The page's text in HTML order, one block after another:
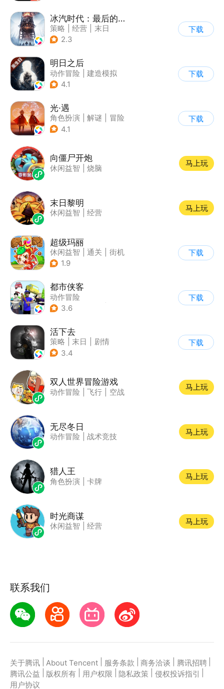
冰汽时代：最后的家园
策略 经营
末日
| steam游戏
2.3
下载
明日之后
动作冒险
建造模拟
| 丧尸
4.1
下载
光·遇
角色扮演 解谜
冒险
| 开放世界
4.1
下载
向僵尸开炮
休闲益智 烧脑
马上玩
末日黎明
休闲益智 经营
马上玩
超级玛丽
休闲益智 通关
街机
| 儿童游戏
1.9
下载
都市侠客
动作冒险
| 第一人称射击
3.6
下载
活下去
策略 末日
剧情
| 暗黑
3.4
下载
双人世界冒险游戏
动作冒险 飞行 空战
马上玩
无尽冬日
动作冒险 战术竞技
马上玩
猎人王
角色扮演 卡牌
马上玩
时光商谋
休闲益智 经营
马上玩
联系我们
关于腾讯 About Tencent 服务条款 商务洽谈 腾讯招聘
腾讯公益
版权所有 用户权限 隐私政策 侵权投诉指引
用户协议